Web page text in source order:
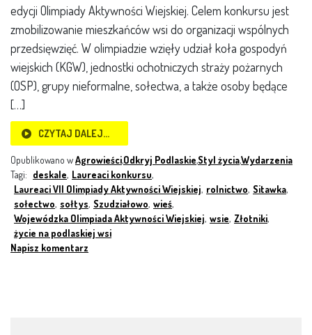
edycji Olimpiady Aktywności Wiejskiej. Celem konkursu jest
zmobilizowanie mieszkańców wsi do organizacji wspólnych
przedsięwzięć. W olimpiadzie wzięły udział koła gospodyń
wiejskich (KGW), jednostki ochotniczych straży pożarnych
(OSP), grupy nieformalne, sołectwa, a także osoby będące
[…]
CZYTAJ DALEJ…
Opublikowano wAgrowieści,Odkryj Podlaskie,Styl życia,Wydarzenia
Tagi: deskale, Laureaci konkursu,
Laureaci VII Olimpiady Aktywności Wiejskiej, rolnictwo, Sitawka,
sołectwo, sołtys, Szudziałowo, wieś,
Wojewódzka Olimpiada Aktywności Wiejskiej, wsie, Złotniki,
życie na podlaskiej wsi
Napisz komentarz